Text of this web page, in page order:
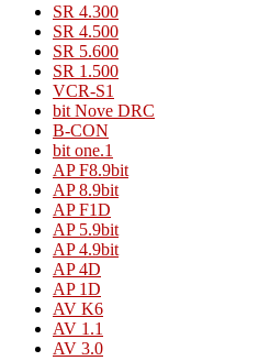
SR 4.300
SR 4.500
SR 5.600
SR 1.500
VCR-S1
bit Nove DRC
B-CON
bit one.1
AP F8.9bit
AP 8.9bit
AP F1D
AP 5.9bit
AP 4.9bit
AP 4D
AP 1D
AV K6
AV 1.1
AV 3.0